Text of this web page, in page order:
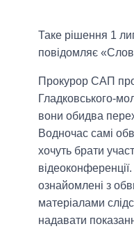
Таке рішення 1
повідомляє
Прокурор САП
Гладковського-
вони обидва
Водночас самі
хочуть брати
ознайомлені з
матеріалами
надавати